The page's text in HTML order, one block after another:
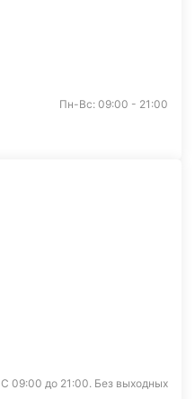
Пн-Вс: 09:00 - 21:00
С 09:00 до 21:00. Без выходных